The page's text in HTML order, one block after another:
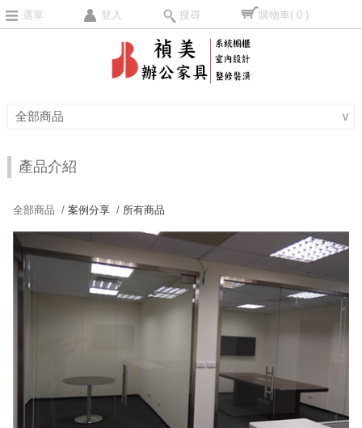
選單 登入 搜尋 購物車( 0 )
全部商品 ∨
產品介紹
全部商品 /案例分享 / 所有商品